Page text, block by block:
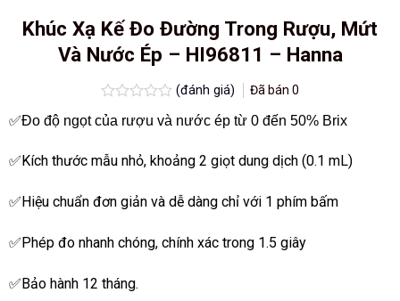
Khúc Xạ Kế Đo Đường Trong Rượu, Mứt
Và Nước Ép – HI96811 – Hanna
Được
xếp
0.0
5
(đánh giá) Đã bán0
✅Đo độ ngọt của rượu và nước ép từ 0 đến 50% Brix
✅Kích thước mẫu nhỏ, khoảng 2 giọt dung dịch (0.1 mL)
✅Hiệu chuẩn đơn giản và dễ dàng chỉ với 1 phím bấm
✅Phép đo nhanh chóng, chính xác trong 1.5 giây
✅Bảo hành 12 tháng.